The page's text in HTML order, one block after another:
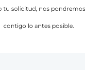
tu solicitud, nos
contigo lo antes posible.